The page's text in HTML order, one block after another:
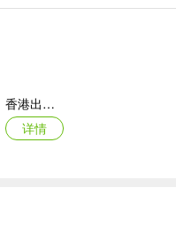
香港出行易ios版(HKeMobilit)
详情